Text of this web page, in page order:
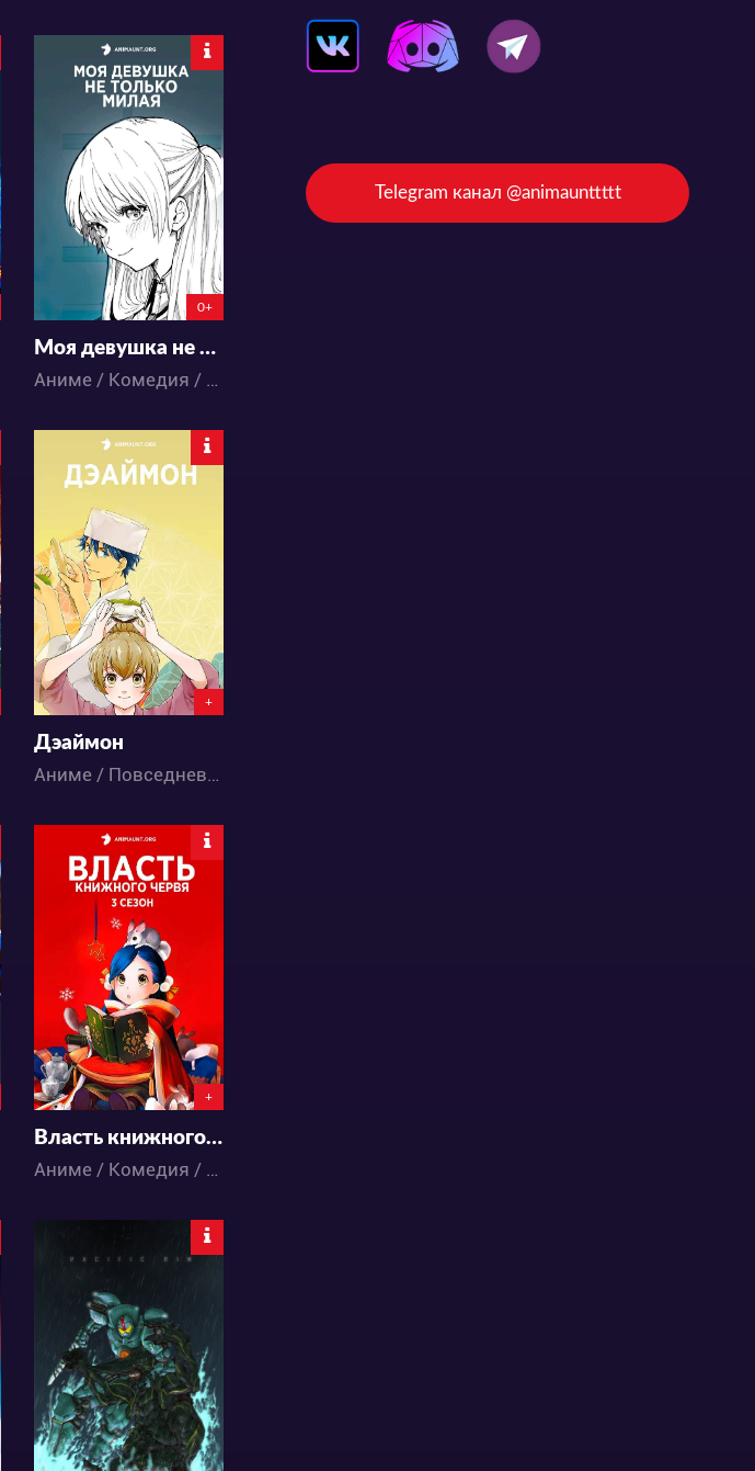
34702
66 112
0+
Моя девушка не только милая
Аниме / Комедия / Повседневность / Романтика
11930
65 21
+
Дэаймон
Аниме / Повседневность / Сёнэн
24367
95 61
+
Власть книжного червя 3 сезон
Аниме / Комедия / Повседневность / Фэнтези
11274
11 21
Telegram канал @animaunttttt